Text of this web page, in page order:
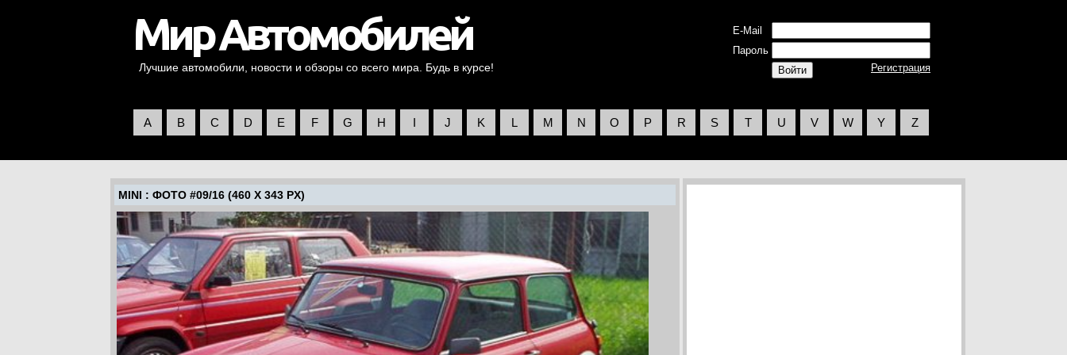
Лучшие автомобили, новости и обзоры со всего мира. Будь в курсе!
E-Mail
Пароль
Регистрация
A B C D E F G H I J K L M N O P R S T U V W Y Z
MINI : ФОТО #09/16 (460 X 343 PX)